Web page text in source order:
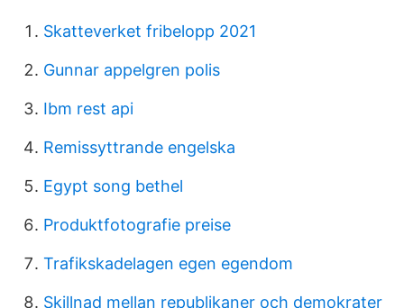
Skatteverket fribelopp 2021
Gunnar appelgren polis
Ibm rest api
Remissyttrande engelska
Egypt song bethel
Produktfotografie preise
Trafikskadelagen egen egendom
Skillnad mellan republikaner och demokrater